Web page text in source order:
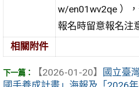
w/en01wv2qe ）
報名時留意報名注
相關附件
【2026-01-20】
國立臺